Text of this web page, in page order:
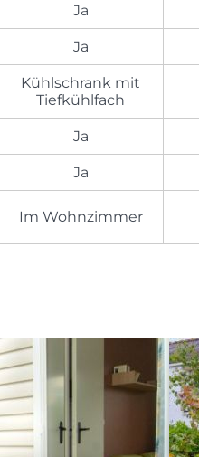
Ja
Ja
Kühlschrank mit
Tiefkühlfach
Ja
Ja
Im Wohnzimmer